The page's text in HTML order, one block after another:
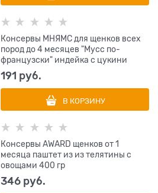
Консервы МНЯМС для щенков всех
пород до 4 месяцев "Мусс по-
французски" индейка с цукини
191 руб.
В КОРЗИНУ
Консервы AWARD щенков от 1
месяца паштет из из телятины с
овощами 400 гр
346 руб.